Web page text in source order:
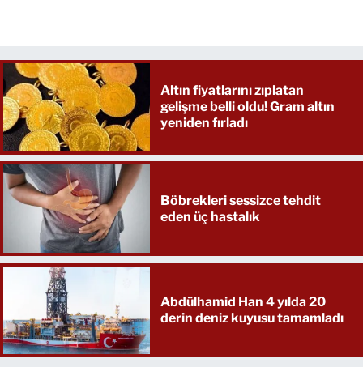
Altın fiyatlarını zıplatan
gelişme belli oldu! Gram altın
yeniden fırladı
Böbrekleri sessizce tehdit
eden üç hastalık
Abdülhamid Han 4 yılda 20
derin deniz kuyusu tamamladı